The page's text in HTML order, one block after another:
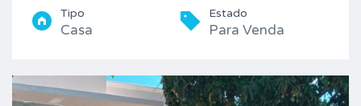
Tipo
Casa
Estado
Para Venda